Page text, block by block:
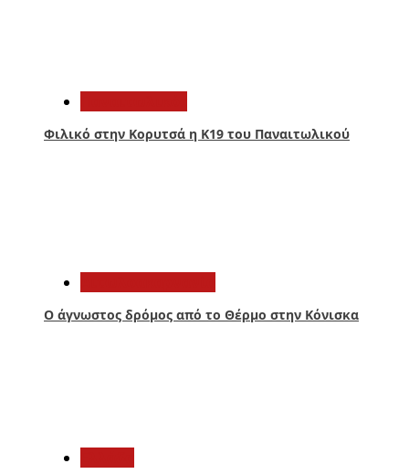
Φιλικό στην Κορυτσά η Κ19 του Παναιτωλικού
Ο άγνωστος δρόμος από το Θέρμο στην Κόνισκα